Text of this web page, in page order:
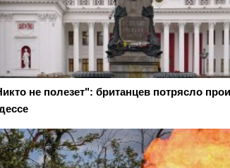
не полезет": британцев потрясло